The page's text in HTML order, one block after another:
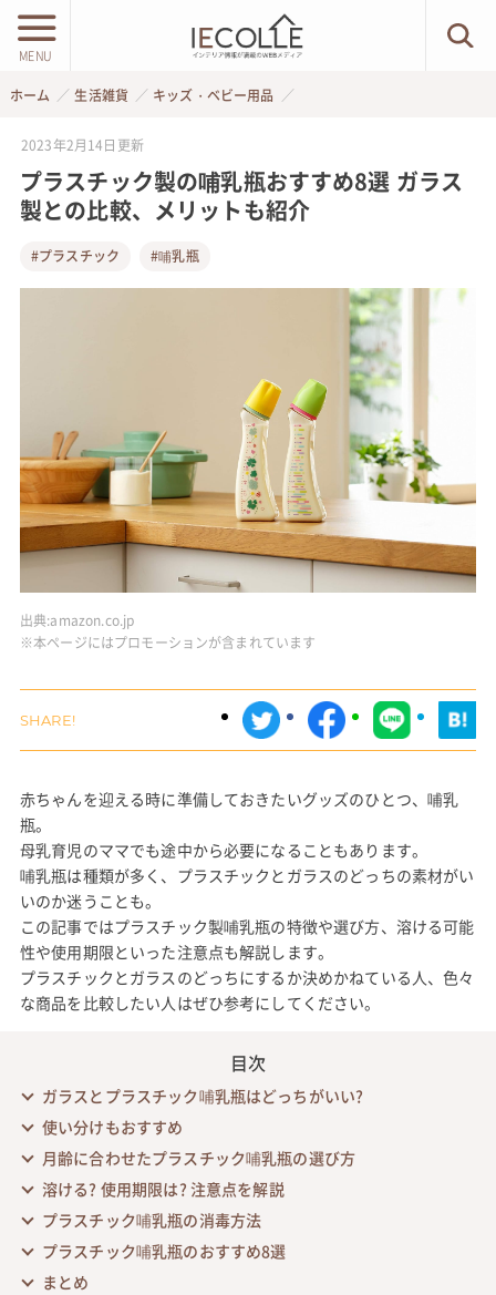
MENU
ホーム 生活雑貨 キッズ・ベビー用品
2023年2月14日 更新
プラスチック製の哺乳瓶おすすめ8選 ガラス
製との比較、メリットも紹介
#プラスチック #哺乳瓶
出典:amazon.co.jp
※本ページにはプロモーションが含まれています
赤ちゃんを迎える時に準備しておきたいグッズのひとつ、哺乳
瓶。
母乳育児のママでも途中から必要になることもあります。
哺乳瓶は種類が多く、プラスチックとガラスのどっちの素材がい
いのか迷うことも。
この記事ではプラスチック製哺乳瓶の特徴や選び方、溶ける可能
性や使用期限といった注意点も解説します。
プラスチックとガラスのどっちにするか決めかねている人、色々
な商品を比較したい人はぜひ参考にしてください。
目次
ガラスとプラスチック哺乳瓶はどっちがいい?
使い分けもおすすめ
月齢に合わせたプラスチック哺乳瓶の選び方
溶ける? 使用期限は? 注意点を解説
プラスチック哺乳瓶の消毒方法
プラスチック哺乳瓶のおすすめ8選
まとめ